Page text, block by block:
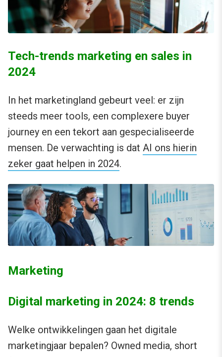
Tech-trends marketing en sales in
2024
In het marketingland gebeurt veel: er zijn
steeds meer tools, een complexere buyer
journey en een tekort aan gespecialiseerde
mensen. De verwachting is dat AI ons hierin
zeker gaat helpen in 2024.
Marketing
Digital marketing in 2024: 8 trends
Welke ontwikkelingen gaan het digitale
marketingjaar bepalen? Owned media, short